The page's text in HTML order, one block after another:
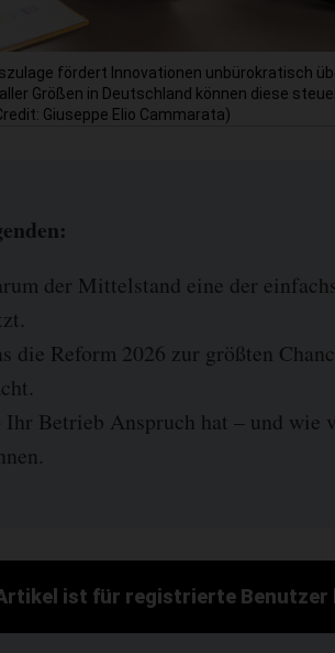
fördert Innovationen unbürokratisch
Größen in Deutschland können diese
Giuseppe Elio Cammarata)
der Mittelstand eine der
die Reform 2026 zur größten
Ihr Betrieb Anspruch hat – und wie
ist für registrierte Benutzer